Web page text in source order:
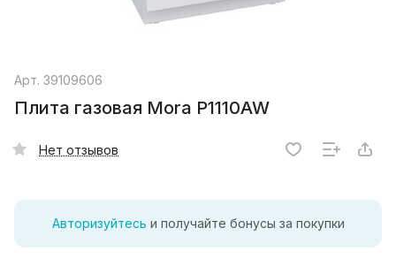
Арт. 39109606
Плита газовая Mora P1110AW
Нет отзывов
Авторизуйтесь и получайте бонусы за покупки